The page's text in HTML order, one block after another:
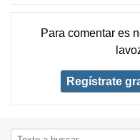
Para comentar es
Regístrate